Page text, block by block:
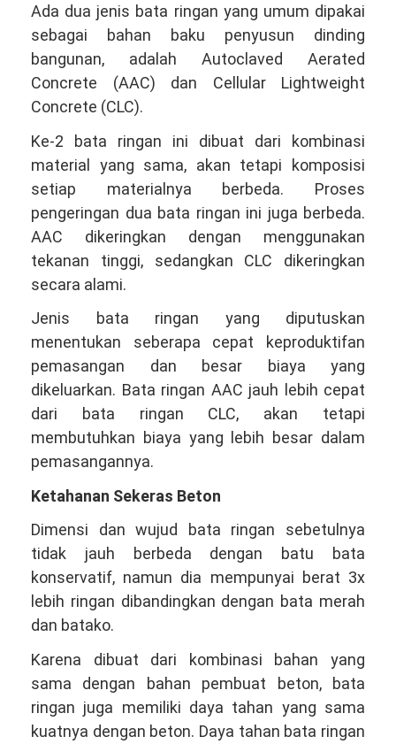
Ada dua jenis bata ringan yang umum dipakai
sebagai bahan baku penyusun dinding
bangunan, adalah Autoclaved Aerated
Concrete (AAC) dan Cellular Lightweight
Concrete (CLC).
Ke-2 bata ringan ini dibuat dari kombinasi
material yang sama, akan tetapi komposisi
setiap materialnya berbeda. Proses
pengeringan dua bata ringan ini juga berbeda.
AAC dikeringkan dengan menggunakan
tekanan tinggi, sedangkan CLC dikeringkan
secara alami.
Jenis bata ringan yang diputuskan
menentukan seberapa cepat keproduktifan
pemasangan dan besar biaya yang
dikeluarkan. Bata ringan AAC jauh lebih cepat
dari bata ringan CLC, akan tetapi
membutuhkan biaya yang lebih besar dalam
pemasangannya.
Ketahanan Sekeras Beton
Dimensi dan wujud bata ringan sebetulnya
tidak jauh berbeda dengan batu bata
konservatif, namun dia mempunyai berat 3x
lebih ringan dibandingkan dengan bata merah
dan batako.
Karena dibuat dari kombinasi bahan yang
sama dengan bahan pembuat beton, bata
ringan juga memiliki daya tahan yang sama
kuatnya dengan beton. Daya tahan bata ringan